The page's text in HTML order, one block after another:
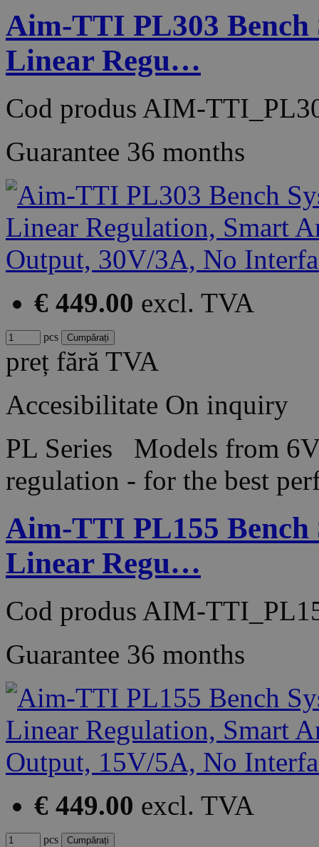
Aim-TTI PL303 Bench
Linear Regu…
Cod produs AIM-
Guarantee 36 months
€ 449.00 excl. TVA
pcs
preț fără TVA
Accesibilitate On inquiry
PL Series Models from
regulation - for the best
Aim-TTI PL155 Bench
Linear Regu…
Cod produs AIM-
Guarantee 36 months
€ 449.00 excl. TVA
pcs